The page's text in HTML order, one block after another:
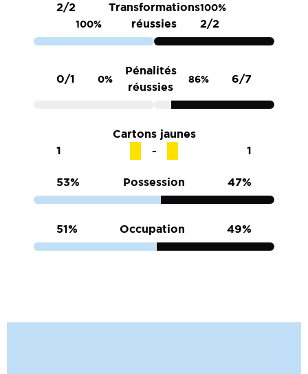
2/2
100%
Transformations
réussies
100%
2/2
0/1 0%
Pénalités
réussies
86% 6/7
Cartons jaunes
1
1
53% Possession 47%
51% Occupation 49%